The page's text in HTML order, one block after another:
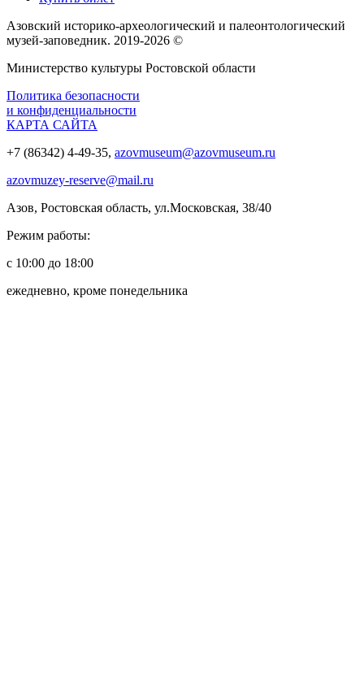
Азовский историко‑археологический и палеонтологический
музей‑заповедник. 2019-2026 ©
Министерство культуры Ростовской области
Политика безопасности
и конфиденциальности
КАРТА САЙТА
+7 (86342) 4-49-35, azovmuseum@azovmuseum.ru
azovmuzey-reserve@mail.ru
Азов, Ростовская область, ул.Московская, 38/40
Режим работы:
с 10:00 до 18:00
ежедневно, кроме понедельника